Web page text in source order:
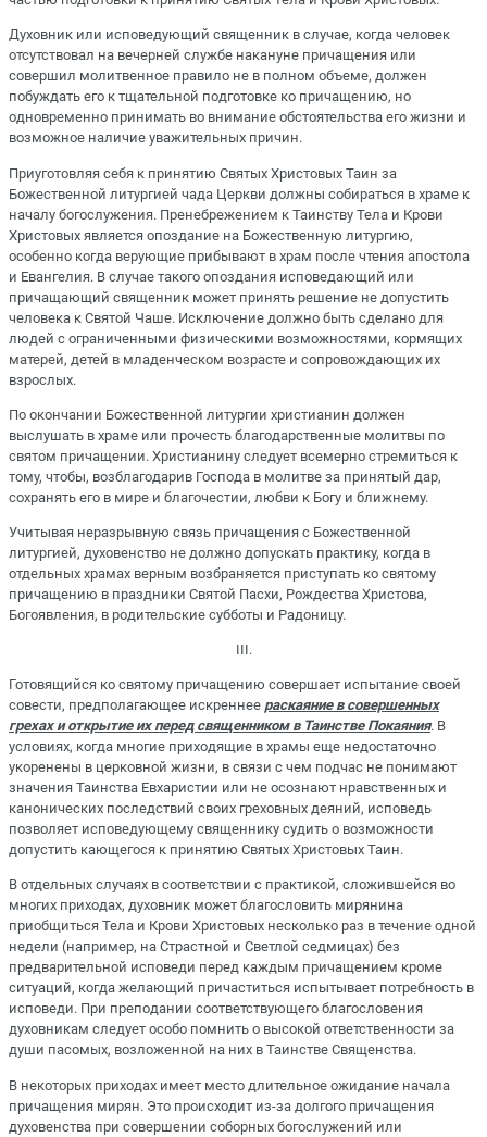
Духовник или исповедующий священник в случае, когда человек
отсутствовал на вечерней службе накануне причащения или
совершил молитвенное правило не в полном объеме, должен
побуждать его к тщательной подготовке ко причащению, но
одновременно принимать во внимание обстоятельства его жизни и
возможное наличие уважительных причин.
Приуготовляя себя к принятию Святых Христовых Таин за
Божественной литургией чада Церкви должны собираться в храме к
началу богослужения. Пренебрежением к Таинству Тела и Крови
Христовых является опоздание на Божественную литургию,
особенно когда верующие прибывают в храм после чтения апостола
и Евангелия. В случае такого опоздания исповедающий или
причащающий священник может принять решение не допустить
человека к Святой Чаше. Исключение должно быть сделано для
людей с ограниченными физическими возможностями, кормящих
матерей, детей в младенческом возрасте и сопровождающих их
взрослых.
По окончании Божественной литургии христианин должен
выслушать в храме или прочесть благодарственные молитвы по
святом причащении. Христианину следует всемерно стремиться к
тому, чтобы, возблагодарив Господа в молитве за принятый дар,
сохранять его в мире и благочестии, любви к Богу и ближнему.
Учитывая неразрывную связь причащения с Божественной
литургией, духовенство не должно допускать практику, когда в
отдельных храмах верным возбраняется приступать ко святому
причащению в праздники Святой Пасхи, Рождества Христова,
Богоявления, в родительские субботы и Радоницу.
III.
Готовящийся ко святому причащению совершает испытание своей
совести, предполагающее искреннее раскаяние в совершенных
грехах и открытие их перед священником в Таинстве Покаяния. В
условиях, когда многие приходящие в храмы еще недостаточно
укоренены в церковной жизни, в связи с чем подчас не понимают
значения Таинства Евхаристии или не осознают нравственных и
канонических последствий своих греховных деяний, исповедь
позволяет исповедующему священнику судить о возможности
допустить кающегося к принятию Святых Христовых Таин.
В отдельных случаях в соответствии с практикой, сложившейся во
многих приходах, духовник может благословить мирянина
приобщиться Тела и Крови Христовых несколько раз в течение одной
недели (например, на Страстной и Светлой седмицах) без
предварительной исповеди перед каждым причащением кроме
ситуаций, когда желающий причаститься испытывает потребность в
исповеди. При преподании соответствующего благословения
духовникам следует особо помнить о высокой ответственности за
души пасомых, возложенной на них в Таинстве Священства.
В некоторых приходах имеет место длительное ожидание начала
причащения мирян. Это происходит из-за долгого причащения
духовенства при совершении соборных богослужений или